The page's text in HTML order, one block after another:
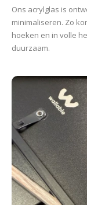
Ons acrylglas is
minimaliseren. Zo
hoeken en in volle
duurzaam.